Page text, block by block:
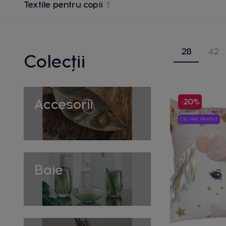
Textile pentru copii 1
Colecții
Accesorii
Baie
28 42
-20%
CEL MAI VÂNDUT